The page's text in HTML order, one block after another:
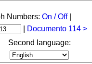
Numbers: On / Off|
Documento 114 >
Second language: